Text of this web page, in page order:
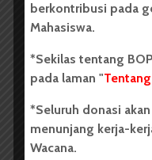
berkontribusi pada
Mahasiswa.
*Sekilas tentang
pada laman "
*Seluruh donasi
menunjang kerja-
Wacana.